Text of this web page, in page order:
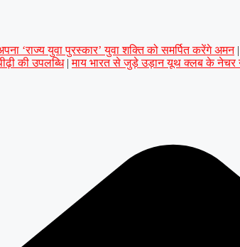
‘राज्य युवा पुरस्कार’ युवा शक्ति को समर्पित करेंगे अमन |
की उपलब्धि | माय भारत से जुड़े उड़ान यूथ क्लब के नेचर